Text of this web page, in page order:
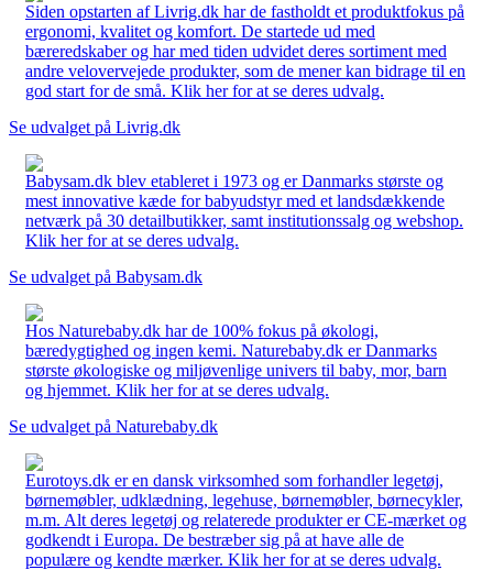
Siden opstarten af Livrig.dk har de fastholdt et produktfokus på
ergonomi, kvalitet og komfort. De startede ud med
bæreredskaber og har med tiden udvidet deres sortiment med
andre velovervejede produkter, som de mener kan bidrage til en
god start for de små. Klik her for at se deres udvalg.
Se udvalget på Livrig.dk
Babysam.dk blev etableret i 1973 og er Danmarks største og
mest innovative kæde for babyudstyr med et landsdækkende
netværk på 30 detailbutikker, samt institutionssalg og webshop.
Klik her for at se deres udvalg.
Se udvalget på Babysam.dk
Hos Naturebaby.dk har de 100% fokus på økologi,
bæredygtighed og ingen kemi. Naturebaby.dk er Danmarks
største økologiske og miljøvenlige univers til baby, mor, barn
og hjemmet. Klik her for at se deres udvalg.
Se udvalget på Naturebaby.dk
Eurotoys.dk er en dansk virksomhed som forhandler legetøj,
børnemøbler, udklædning, legehuse, børnemøbler, børnecykler,
m.m. Alt deres legetøj og relaterede produkter er CE-mærket og
godkendt i Europa. De bestræber sig på at have alle de
populære og kendte mærker. Klik her for at se deres udvalg.